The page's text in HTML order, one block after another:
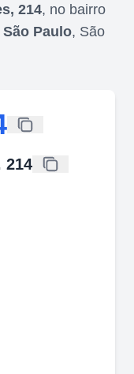
214, no bairro
São Paulo, São
214